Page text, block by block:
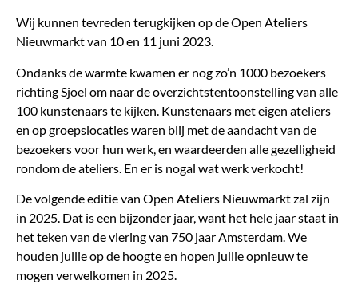
Wij kunnen tevreden terugkijken op deOpen Ateliers
Nieuwmarkt van 10 en 11 juni 2023.
Ondanks de warmte kwamen er nog zo’n 1000 bezoekers
richting Sjoel om naar de overzichtstentoonstelling van alle
100 kunstenaars te kijken. Kunstenaars met eigen ateliers
en op groepslocaties waren blij met de aandacht van de
bezoekers voor hun werk, en waardeerden alle gezelligheid
rondom de ateliers. En er is nogal wat werk verkocht!
De volgende editie van Open Ateliers Nieuwmarkt zal zijn
in 2025. Dat is een bijzonder jaar, want het hele jaar staat in
het teken van de viering van 750 jaar Amsterdam. We
houden jullie op de hoogte en hopen jullie opnieuw te
mogen verwelkomen in 2025.